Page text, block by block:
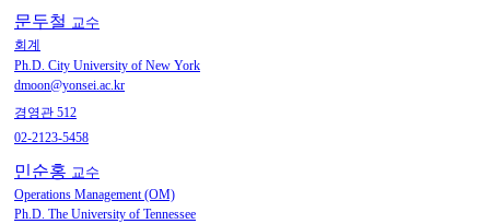
문두철 교수
회계
Ph.D. City University of New York
dmoon@yonsei.ac.kr
경영관 512
02-2123-5458
민순홍 교수
Operations Management (OM)
Ph.D. The University of Tennessee